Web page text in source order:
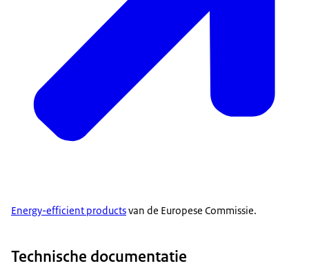
Energy-efficient productsvan de Europese Commissie.
Technische documentatie